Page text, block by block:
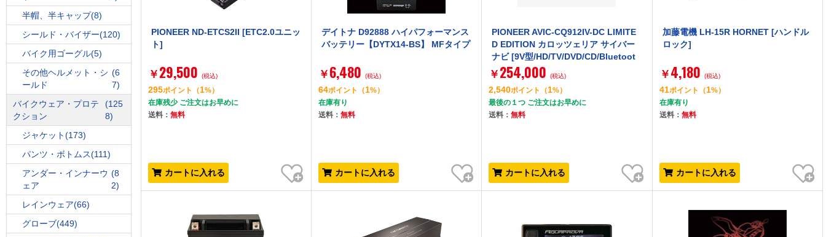
PIONEER ND-ETCS2II [ETC2.0ユニッ
ト]
￥ 29,500 (税込)
295ポイント （1%）
在庫残少 ご注文はお早めに
送料：無料
カートに入れる
お気に入り
デイトナ D92888 ハイパフォーマンス
バッテリー【DYTX14-BS】 MFタイプ
￥ 6,480 (税込)
64ポイント （1%）
在庫有り
送料： 無料
カートに入れる
お気に入り
PIONEER AVIC-CQ912IV-DC LIMITE
D EDITION カロッツェリア サイバー
ナビ [9V型/HD/TV/DVD/CD/Bluetoot
h/USB/SD/チューナー・AV一体型メモ
リーナビゲーション]
￥ 254,000 (税込)
2,540ポイント （1%）
最後の１つ ご注文はお早めに
送料：無料
カートに入れる
お気に入り
加藤電機 LH-15R HORNET [ハンドル
ロック]
￥ 4,180 (税込)
41ポイント （1%）
在庫有り
送料： 無料
カートに入れる
お気に入り
半帽、半キャップ(8)
シールド・バイザー(120)
バイク用ゴーグル(5)
その他ヘルメット・シ
ールド
(6
7)
バイクウェア・プロテ
クション
(125
8)
ジャケット(173)
パンツ・ボトムス(111)
アンダー・インナーウ
ェア
(8
2)
レインウェア(66)
グローブ(449)